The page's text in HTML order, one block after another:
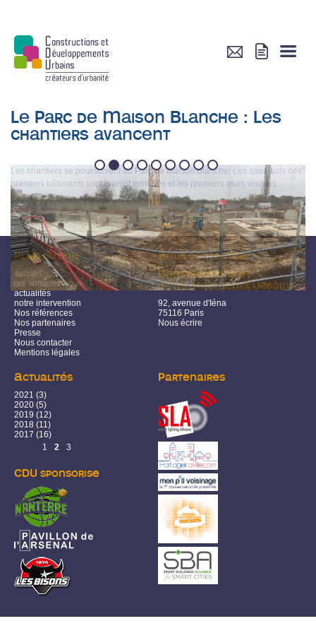
Le Parc de Maison Blanche : Les
chantiers avancent
1 3 4 5 6 7 8 9
Les chantiers se poursuivent au Parc de Maison Blanche! Les sous-sols des
premiers bâtiments sont bientôt terminés et les premiers murs visibles.
Plan du site
accueil
qui sommes-nous
actualités
notre intervention
Nos références
Nos partenaires
Presse
Nous contacter
Mentions légales
Nous contacter
Constructions et
développements Urbains
92, avenue d'Iéna
75116 Paris
Nous écrire
Actualités
2021 (3)
2020 (5)
2019 (12)
2018 (11)
2017 (16)
Pages1 2 3
CDU sponsorise
Partenaires